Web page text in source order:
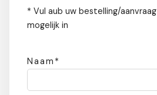
* Vul aub uw bestelling/
mogelijk in
Naam*